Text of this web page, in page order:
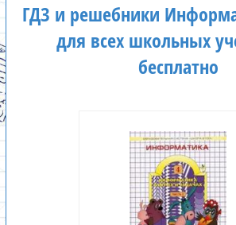
ГДЗ и решебники
для всех школьных
бесплатно